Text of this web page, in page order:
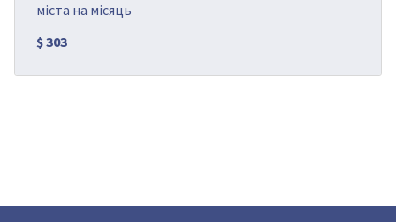
міста на місяць
$ 303